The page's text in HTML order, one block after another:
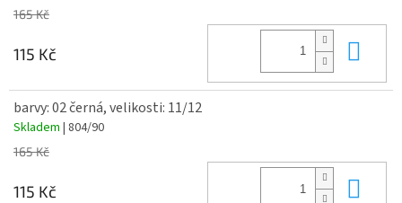
165 Kč
115 Kč
barvy: 02 černá, velikosti: 11/12
Skladem | 804/90
165 Kč
115 Kč